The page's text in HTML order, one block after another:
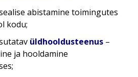
abistamine toimingutes
kodu;
üldhooldusteenus –
ja hooldamine